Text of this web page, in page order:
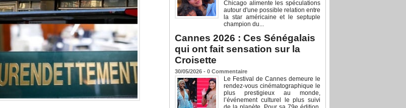
Chicago alimente les spéculations
autour d'une possible relation entre
la star américaine et le septuple
champion du...
Cannes 2026 : Ces Sénégalais
qui ont fait sensation sur la
Croisette
30/05/2026 - 0 Commentaire
Le Festival de Cannes demeure le
rendez-vous cinématographique le
plus prestigieux au monde,
l’événement culturel le plus suivi